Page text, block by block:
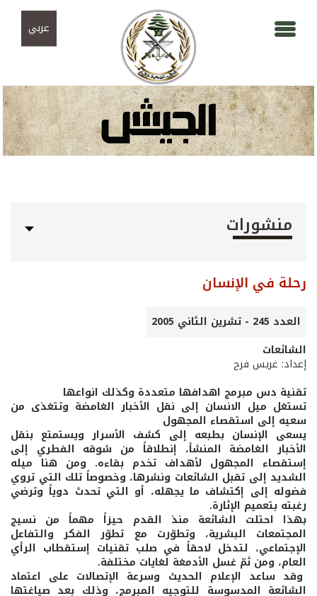
عربي
منشورات
رحلة في الإنسان
العدد 245 - تشرين الثاني 2005
الشائعات
إعداد: غريس فرح
تقنية دس مبرمج اهدافها متعددة وكذلك انواعها
تستغل ميل الانسان إلى نقل الأخبار الغامضة وتتغذى من
سعيه إلى استقصاء المجهول
يسعى الإنسان بطبعه إلى كشف الأسرار ويستمتع بنقل
الأخبار الغامضة المنشأ، إنطلاقاً من شوقه الفطري إلى
إستقصاء المجهول لأهداف تخدم بقاءه. ومن هنا ميله
الشديد إلى تقبل الشائعات ونشرها، وخصوصاً تلك التي تروي
فضوله إلى إكتشاف ما يجهله، أو التي تحدث دوياً وترضي
رغبته بتعميم الإثارة.
بهذا احتلت الشائعة منذ القدم حيزاً مهماً من نسيج
المجتمعات البشرية، وتطوّرت مع تطوّر الفكر والتفاعل
الإجتماعي، لتدخل لاحقاً في صلب تقنيات إستقطاب الرأي
العام، ومن ثمّ غسل الأدمغة لغايات مختلفة.
وقد ساعد الإعلام الحديث وسرعة الإتصالات على اعتماد
الشائعة المدسوسة للتوجيه المبرمج، وذلك بعد صياغتها